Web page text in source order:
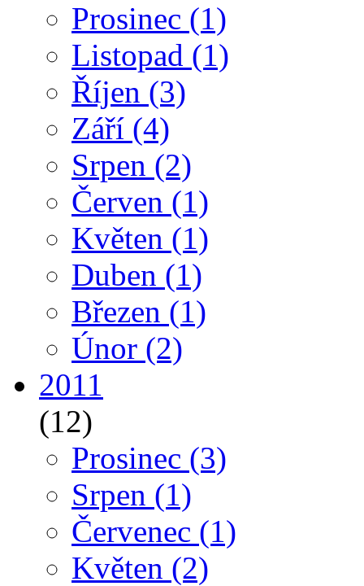
Prosinec (1)
Listopad (1)
Říjen (3)
Září (4)
Srpen (2)
Červen (1)
Květen (1)
Duben (1)
Březen (1)
Únor (2)
2011
(12)
Prosinec (3)
Srpen (1)
Červenec (1)
Květen (2)